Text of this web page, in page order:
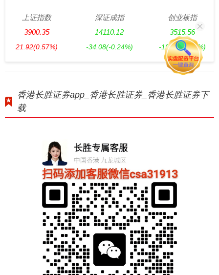
上证指数
3900.35
21.92(0.57%)
深证成指
14110.12
-34.08(-0.24%)
创业板指
3515.56
-19.58(-0.55%)
香港长胜证券app_香港长胜证券_香港长胜证券下
载